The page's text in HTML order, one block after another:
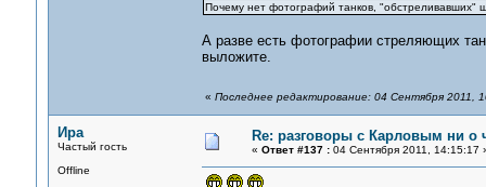
Почему нет фотографий танков, "обстреливавших"
А разве есть фотографии стреляющих
выложите.
« Последнее редактирование: 04 Сентября 2011,
Ира
Частый гость
Offline
Re: разговоры с Карловым ни о
« Ответ #137 :04 Сентября 2011, 14:15:17